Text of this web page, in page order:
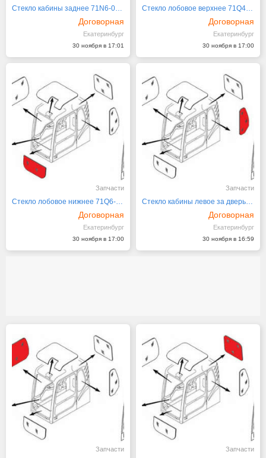
Стекло кабины заднее 71N6-02750 Hyundai R140
Договорная
Екатеринбург
30 ноября в 17:01
Стекло лобовое верхнее 71Q4-02441
Договорная
Екатеринбург
30 ноября в 17:00
Запчасти
Стекло лобовое нижнее 71Q6-02711
Договорная
Екатеринбург
30 ноября в 17:00
Запчасти
Стекло кабины левое за дверью 71Q6-02721 Hyu
Договорная
Екатеринбург
30 ноября в 16:59
Запчасти Запчасти